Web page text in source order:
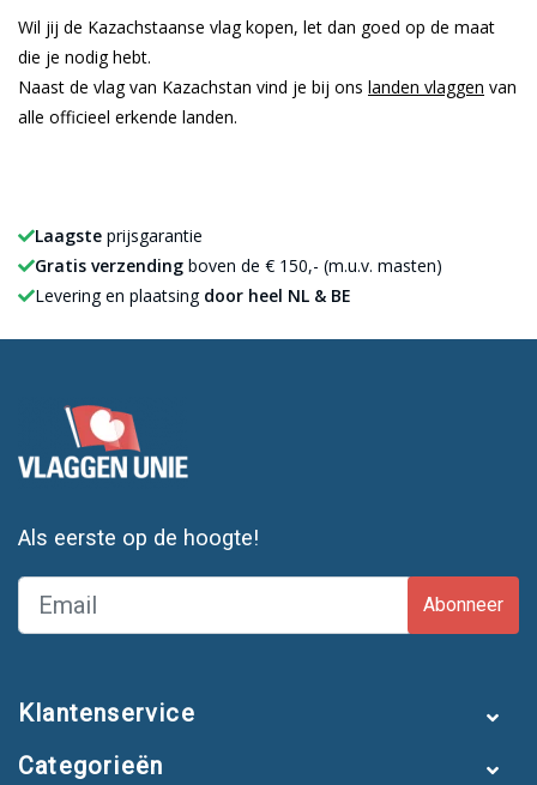
Wil jij de Kazachstaanse vlag kopen, let dan goed op de maat
die je nodig hebt.
Naast de vlag van Kazachstan vind je bij ons landen vlaggen van
alle officieel erkende landen.
Laagste prijsgarantie
Gratis verzending boven de € 150,- (m.u.v. masten)
Levering en plaatsing door heel NL & BE
Als eerste op de hoogte!
Abonneer
Klantenservice
Categorieën